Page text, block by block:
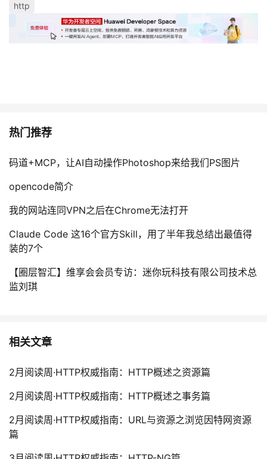
http
热门推荐
码道+MCP，让AI自动操作Photoshop来给我们PS图片
opencode简介
我的网站连同VPN之后在Chrome无法打开
Claude Code 这16个官方Skill，用了半年我总结出最值得
装的7个
【圈层智汇】维享会会员专访：迷你玩科技有限公司技术总
监刘琪
相关文章
2月阅读周·HTTP权威指南：HTTP概述之资源篇
2月阅读周·HTTP权威指南：HTTP概述之事务篇
2月阅读周·HTTP权威指南：URL与资源之浏览因特网资源
篇